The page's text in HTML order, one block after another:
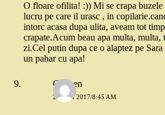
O floare ofilita! :)) Mi se crapa buzele
lucru pe care il urasc , in
intorc acasa dupa ulita, aveam tot
crapate.Acum beau apa multa, multa,
zi.Cel putin dupa ce o alaptez pe Sara
un pahar cu apa!
Carmen
26 MAI 2017/8:45 AM